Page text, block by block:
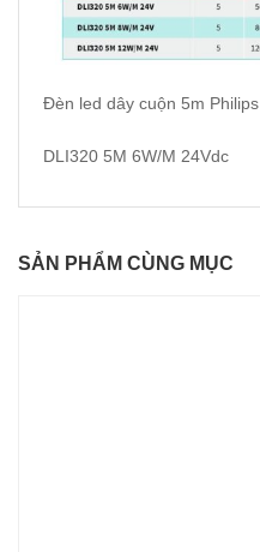
Đèn led dây cuộn 5m Philips
DLI320 5M 6W/M 24Vdc
SẢN PHẨM CÙNG MỤC